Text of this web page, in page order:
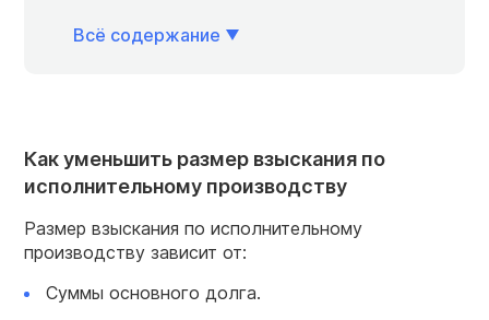
Всё содержание
Как уменьшить размер взыскания по
исполнительному производству
Размер взыскания по исполнительному
производству зависит от:
Суммы основного долга.